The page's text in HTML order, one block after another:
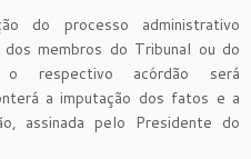
do processo administrativo
membros do Tribunal ou do
o respectivo acórdão será
a imputação dos fatos e a
assinada pelo Presidente do